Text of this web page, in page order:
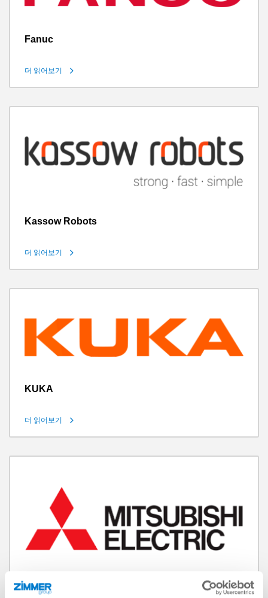
Fanuc
더 읽어보기
Kassow Robots
더 읽어보기
KUKA
더 읽어보기
Mitsubishi